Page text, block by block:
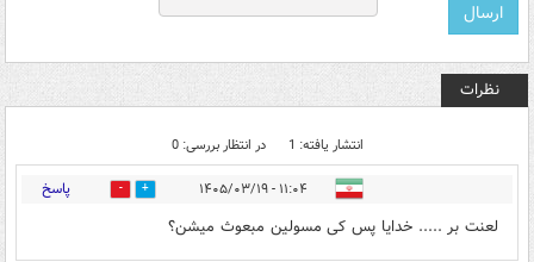
نظرات
انتشار یافته: 1 در انتظار بررسی: 0
۱۱:۰۴ - ۱۴۰۵/۰۳/۱۹ 0 پاسخ
لعنت بر ..... خدایا پس کی مسولین مبعوث میشن؟